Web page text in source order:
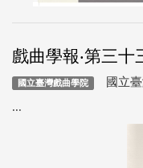
戲曲學報‧第三十
國立臺灣戲曲學院 國立臺
...